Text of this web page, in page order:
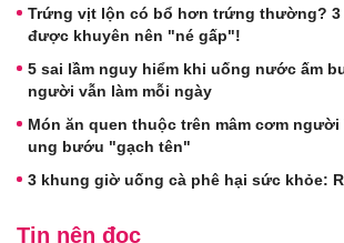
Trứng vịt lộn có bổ hơn trứng thường?
được khuyên nên "né gấp"!
5 sai lầm nguy hiểm khi uống nước ấm
người vẫn làm mỗi ngày
Món ăn quen thuộc trên mâm cơm
ung bướu "gạch tên"
3 khung giờ uống cà phê hại sức khỏe:
Tin nên đọc